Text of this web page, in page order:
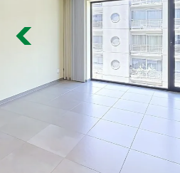
Estimation
Previous